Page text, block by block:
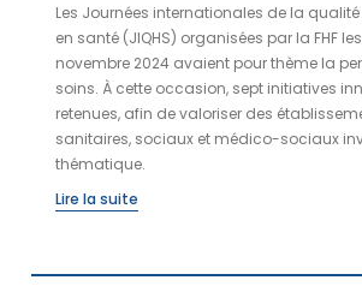
Les Journées internationales de la
en santé (JIQHS) organisées par la FHF
novembre 2024 avaient pour thème la
soins. À cette occasion, sept initiatives
retenues, afin de valoriser des
sanitaires, sociaux et médico-sociaux
thématique.
Lire la suite